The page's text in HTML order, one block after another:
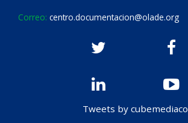
Correo: centro.documentacion@olade.org
Tweets by cubemediaco